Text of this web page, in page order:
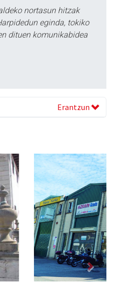
nortasun hitzak
eginda, tokiko
dituen komunikabidea
Erantzun
Next